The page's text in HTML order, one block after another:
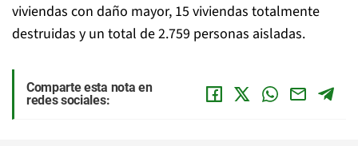
viviendas con daño mayor, 15 viviendas totalmente
destruidas y un total de 2.759 personas aisladas.
Comparte esta nota en
redes sociales: